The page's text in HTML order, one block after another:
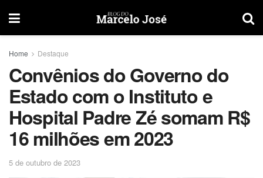
Home Destaque
Convênios do Governo do
Estado com o Instituto e
Hospital Padre Zé somam R$
16 milhões em 2023
5 de outubro de 2023